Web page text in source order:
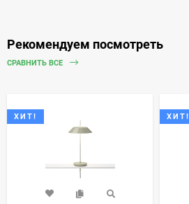
Рекомендуем посмотреть
СРАВНИТЬ ВСЕ
ХИТ! ХИТ!